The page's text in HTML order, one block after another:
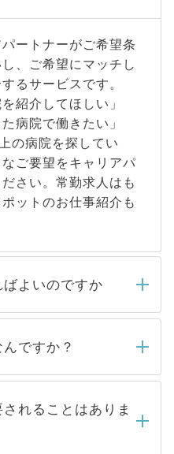
ートナーがご希望条
、ご希望にマッチし
るサービスです。
紹介してほしい」
病院で働きたい」
の病院を探してい
ご要望をキャリアパ
さい。常勤求人はも
ットのお仕事紹介も
よいのですか
ら、弊社担当者がご
の後メールもしくは
以内にはご連絡をせて
ばらくお待ちくださ
ですか？
取り扱っている求人の
イトからご覧いただ
です。非公開求人は
一般には公開してい
れることはありま